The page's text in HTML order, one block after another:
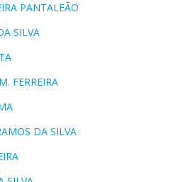
PANTALEÃO
SILVA
FERREIRA
DA SILVA